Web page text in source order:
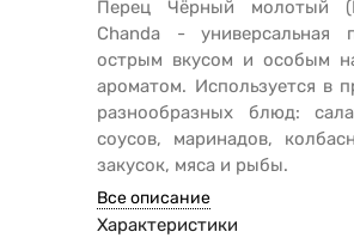
Перец Чёрный молотый
Chanda - универсальная
острым вкусом и особым
ароматом. Используется в
разнообразных блюд:
соусов, маринадов,
закусок, мяса и рыбы.
Все описание
Характеристики